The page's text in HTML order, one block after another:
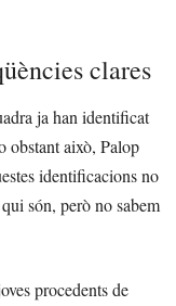
clares
ja han identificat
obstant això, Palop
identificacions no
són, però no sabem
procedents de